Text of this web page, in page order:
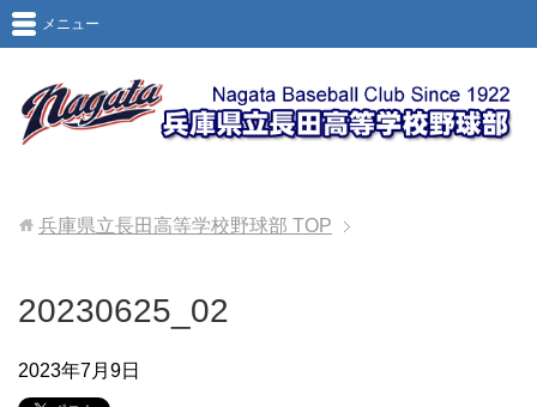
メニュー
兵庫県立長田高等学校野球部 TOP
20230625_02
2023年7月9日